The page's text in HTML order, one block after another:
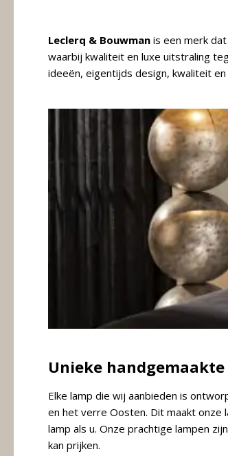
Raambekleding
Verlichting
Behang
Leclerq & Bouwman is een merk
waarbij kwaliteit en luxe uitstraling
ideeën, eigentijds design, kwaliteit
Unieke
Elke lamp die wij aanbieden is
en het verre Oosten. Dit maakt onze
lamp als u. Onze prachtige lampen
kan prijken.